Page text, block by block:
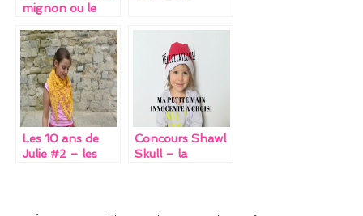
mignon ou le
naissance
(encore) pas
comme les
autres (post à
double ou triple
RTT)
Les 10 ans de
Julie #2 – les
Concours Shawl
Skull – la